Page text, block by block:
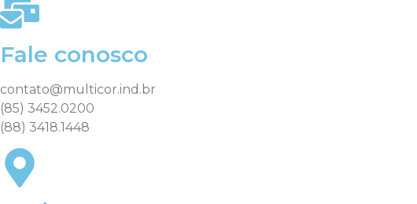
Fale conosco
contato@multicor.ind.br
(85) 3452.0200
(88) 3418.1448